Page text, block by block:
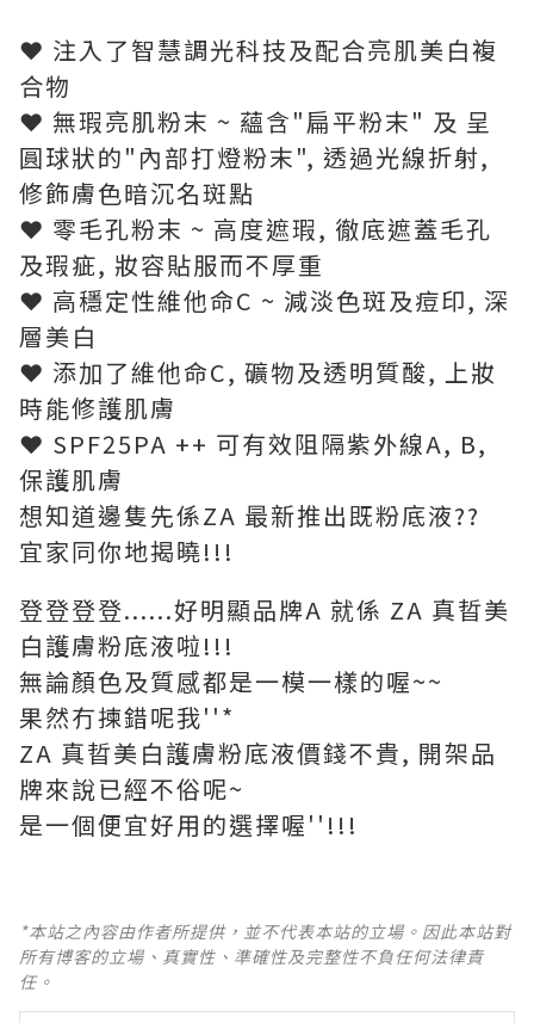
❤ 注入了智慧調光科技及配合亮肌美白複
合物
❤ 無瑕亮肌粉末 ~ 蘊含"扁平粉末" 及 呈
圓球狀的"內部打燈粉末", 透過光線折射,
修飾膚色暗沉名斑點
❤ 零毛孔粉末 ~ 高度遮瑕, 徹底遮蓋毛孔
及瑕疵, 妝容貼服而不厚重
❤ 高穩定性維他命C ~ 減淡色斑及痘印, 深
層美白
❤ 添加了維他命C, 礦物及透明質酸, 上妝
時能修護肌膚
❤ SPF25PA ++ 可有效阻隔紫外線A, B,
保護肌膚
想知道邊隻先係ZA 最新推出既粉底液??
宜家同你地揭曉!!!
登登登登......好明顯品牌A 就係 ZA 真晢美
白護膚粉底液啦!!!
無論顏色及質感都是一模一樣的喔~~
果然冇揀錯呢我''*
ZA 真晢美白護膚粉底液價錢不貴, 開架品
牌來說已經不俗呢~
是一個便宜好用的選擇喔''!!!
*本站之內容由作者所提供，並不代表本站的立場。因此本站對
所有博客的立場、真實性、準確性及完整性不負任何法律責
任。